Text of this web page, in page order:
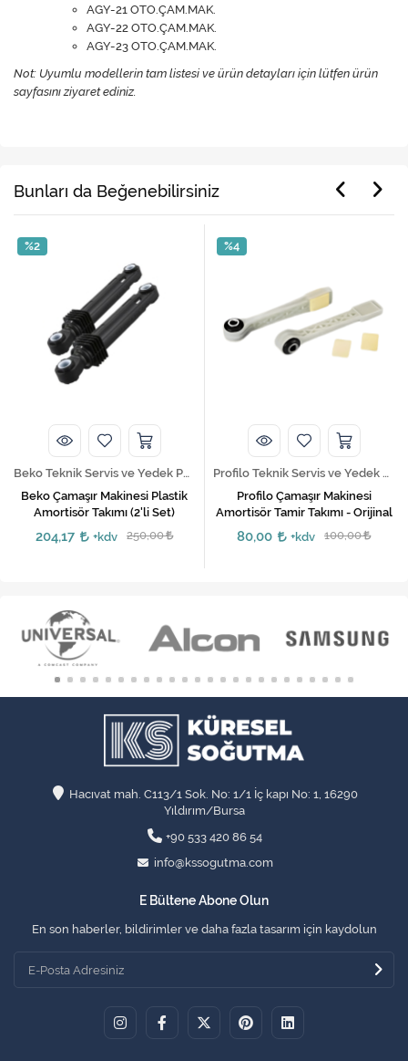
AGY-21 OTO.ÇAM.MAK.​
AGY-22 OTO.ÇAM.MAK.​
AGY-23 OTO.ÇAM.MAK.​
Not: Uyumlu modellerin tam listesi ve ürün detayları için lütfen ürün
sayfasını ziyaret ediniz.
Bunları da Beğenebilirsiniz
%2
Beko Teknik Servis ve Yedek Parça Hizmetleri
Beko Çamaşır Makinesi Plastik
Amortisör Takımı (2'li Set)
204,17 +kdv 250,00
%4
Profilo Teknik Servis ve Yedek Parça Hizmetleri
Profilo Çamaşır Makinesi
Amortisör Tamir Takımı - Orijinal
80,00 +kdv 100,00
Hacıvat mah. C113/1 Sok. No: 1/1 İç kapı No: 1, 16290
Yıldırım/Bursa
+90 533 420 86 54
info@kssogutma.com
E Bültene Abone Olun
En son haberler, bildirimler ve daha fazla tasarım için kaydolun